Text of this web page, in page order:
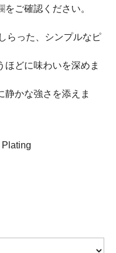
をご確認ください。
らった、シンプルなピ
ほどに味わいを深めま
静かな強さを添えま